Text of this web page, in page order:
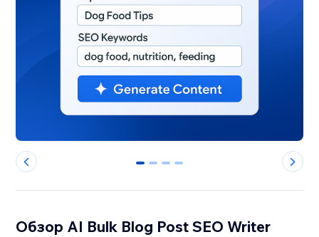
0 1 2 3
Обзор AI Bulk Blog Post SEO Writer